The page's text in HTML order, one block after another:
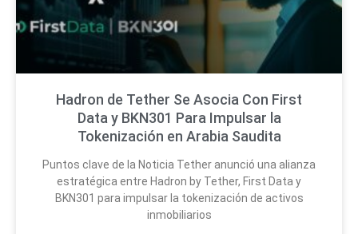
Hadron de Tether Se Asocia Con First
Data y BKN301 Para Impulsar la
Tokenización en Arabia Saudita
Puntos clave de la Noticia Tether anunció una alianza
estratégica entre Hadron by Tether, First Data y
BKN301 para impulsar la tokenización de activos
inmobiliarios